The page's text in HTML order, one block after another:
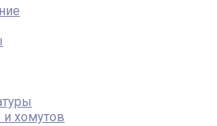
и хомутов